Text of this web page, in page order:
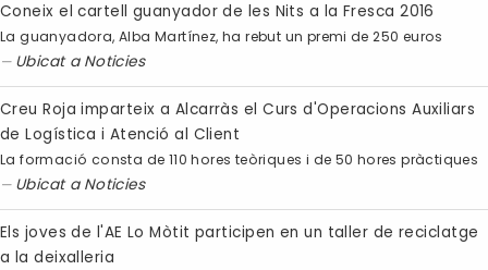
Coneix el cartell guanyador de les Nits a la Fresca 2016
La guanyadora, Alba Martínez, ha rebut un premi de 250 euros
Ubicat a Noticies
Creu Roja imparteix a Alcarràs el Curs d'Operacions Auxiliars
de Logística i Atenció al Client
La formació consta de 110 hores teòriques i de 50 hores pràctiques
Ubicat a Noticies
Els joves de l'AE Lo Mòtit participen en un taller de reciclatge
a la deixalleria